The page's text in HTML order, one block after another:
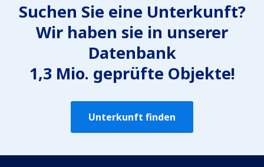
Suchen Sie eine Unterkunft?
Wir haben sie in unserer
Datenbank
1,3 Mio. geprüfte Objekte!
Unterkunft finden